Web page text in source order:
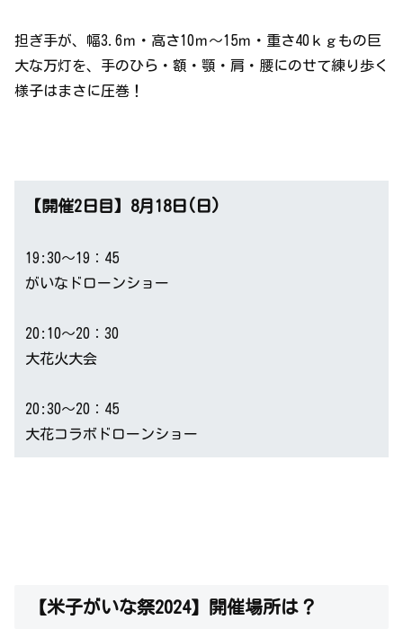
担ぎ手が、幅3.6ｍ・高さ10ｍ～15ｍ・重さ40ｋｇもの巨
大な万灯を、手のひら・額・顎・肩・腰にのせて練り歩く
様子はまさに圧巻！
【開催2日目】8月18日(日)
19:30～19：45
がいなドローンショー
20:10～20：30
大花火大会
20:30～20：45
大花コラボドローンショー
【米子がいな祭2024】開催場所は？